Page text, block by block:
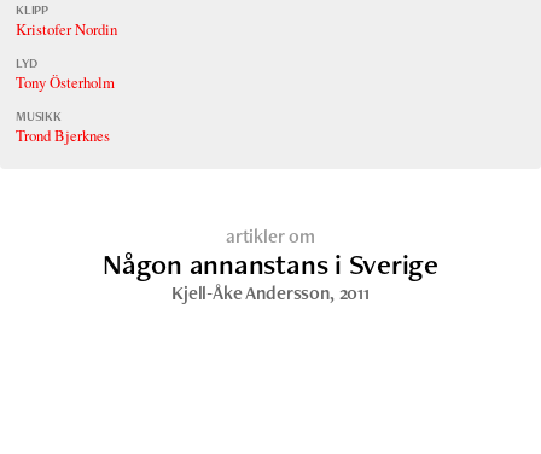
KLIPP
Kristofer Nordin
LYD
Tony Österholm
MUSIKK
Trond Bjerknes
artikler om
Någon annanstans i Sverige
Kjell-Åke Andersson, 2011